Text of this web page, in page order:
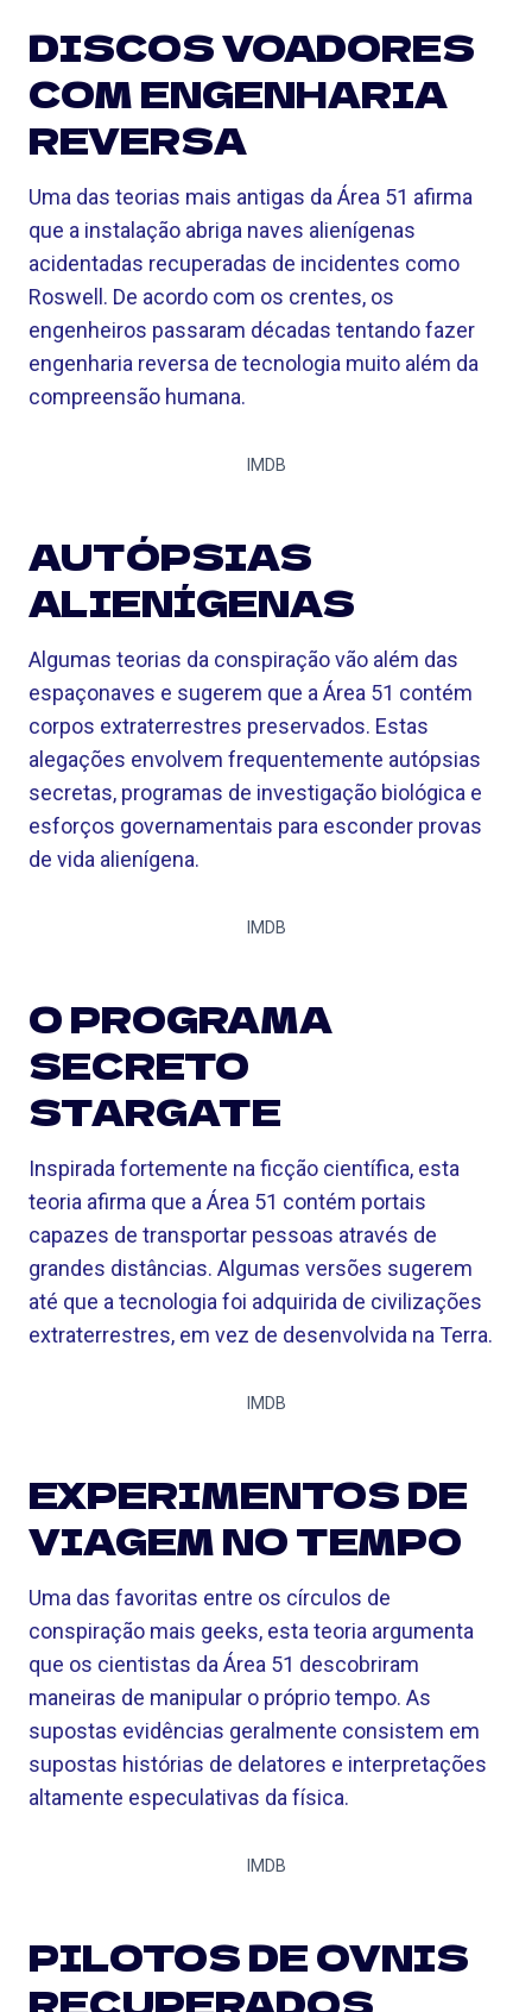
DISCOS VOADORES
COM ENGENHARIA
REVERSA
Uma das teorias mais antigas da Área 51 afirma
que a instalação abriga naves alienígenas
acidentadas recuperadas de incidentes como
Roswell. De acordo com os crentes, os
engenheiros passaram décadas tentando fazer
engenharia reversa de tecnologia muito além da
compreensão humana.
IMDB
AUTÓPSIAS
ALIENÍGENAS
Algumas teorias da conspiração vão além das
espaçonaves e sugerem que a Área 51 contém
corpos extraterrestres preservados. Estas
alegações envolvem frequentemente autópsias
secretas, programas de investigação biológica e
esforços governamentais para esconder provas
de vida alienígena.
IMDB
O PROGRAMA
SECRETO
STARGATE
Inspirada fortemente na ficção científica, esta
teoria afirma que a Área 51 contém portais
capazes de transportar pessoas através de
grandes distâncias. Algumas versões sugerem
até que a tecnologia foi adquirida de civilizações
extraterrestres, em vez de desenvolvida na Terra.
IMDB
EXPERIMENTOS DE
VIAGEM NO TEMPO
Uma das favoritas entre os círculos de
conspiração mais geeks, esta teoria argumenta
que os cientistas da Área 51 descobriram
maneiras de manipular o próprio tempo. As
supostas evidências geralmente consistem em
supostas histórias de delatores e interpretações
altamente especulativas da física.
IMDB
PILOTOS DE OVNIS